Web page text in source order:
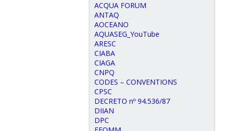
ACQUA FORUM
ANTAQ
AOCEANO
AQUASEG_YouTube
ARESC
CIABA
CIAGA
CNPQ
CODES – CONVENTIONS
CPSC
DECRETO nº 94.536/87
DIIAN
DPC